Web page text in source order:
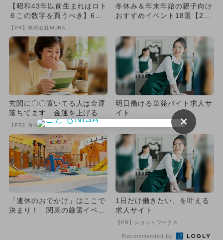
【昭和43年以前生まれはロト
６この数字を買うべき】6つ
の数字が「完全一致」する
【PR】株式会社MURA
冬休み＆年末年始の親子向け
おすすめイベント18選【201
玄関に〇〇置いてる人は金運
落ちてます…金運を上げる方
法とは
【PR】合同会社デジタルファーム
明日働ける単発バイト求人サ
イト
【PR】ショットワークス
「連休のおでかけ」はここで
決まり！ 関東の厳選イベン
1日だけ働きたい、を叶える
求人サイト
【PR】ショットワークス
Recommended by
×